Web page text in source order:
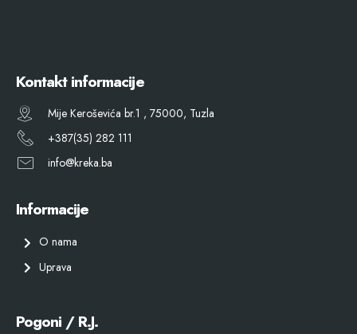
Kontakt informacije
Mije Keroševića br.1 , 75000, Tuzla
+387(35) 282 111
info@kreka.ba
Informacije
O nama
Uprava
Pogoni / R.J.